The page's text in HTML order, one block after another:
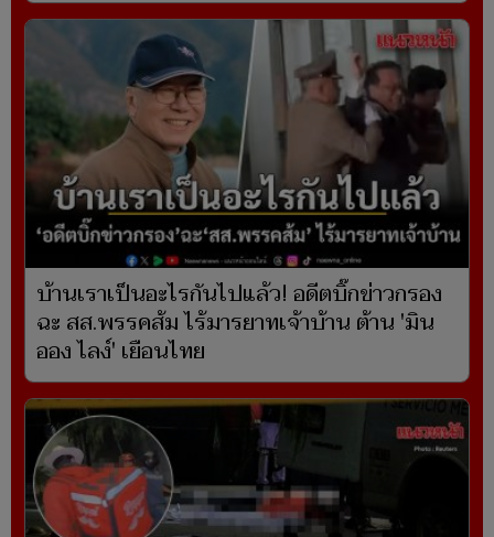
บ้านเราเป็นอะไรกันไปแล้ว! อดีตบิ๊กข่าวกรอง
ฉะ สส.พรรคส้ม ไร้มารยาทเจ้าบ้าน ต้าน 'มิน
ออง ไลง์' เยือนไทย